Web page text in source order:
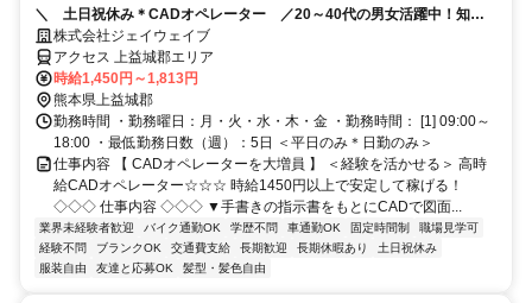
＼ 土日祝休み＊CADオペレーター ／20～40代の男女活躍中！知
識・資格・経験を活かして即戦力に！
株式会社ジェイウェイブ
アクセス 上益城郡エリア
時給1,450円～1,813円
熊本県上益城郡
勤務時間 ・勤務曜日：月・火・水・木・金 ・勤務時間： [1] 09:00～
18:00 ・最低勤務日数（週）：5日 ＜平日のみ＊日勤のみ＞
仕事内容 【 CADオペレーターを大増員 】 ＜経験を活かせる＞ 高時
給CADオペレーター☆☆☆ 時給1450円以上で安定して稼げる！
◇◇◇ 仕事内容 ◇◇◇ ▼手書きの指示書をもとにCADで図面...
業界未経験者歓迎 バイク通勤OK 学歴不問 車通勤OK 固定時間制
職場見学可
経験不問
ブランクOK 交通費支給 長期歓迎 長期休暇あり
土日祝休み
服装自由
友達と応募OK 髪型・髪色自由